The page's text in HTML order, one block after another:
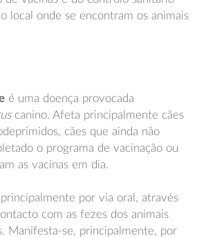
local onde se encontram os animais
é uma doença provocada
canino. Afeta principalmente cães
cães que ainda não
o programa de vacinação ou
as vacinas em dia.
por via oral, através
com as fezes dos animais
Manifesta-se, principalmente, por